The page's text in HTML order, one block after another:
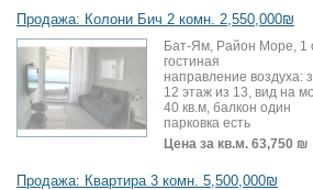
Продажа: Колони Бич 2 комн. 2,550,000₪
Бат-Ям, Район Море, 1
гостиная
направление воздуха:
12 этаж из 13, вид на
40 кв.м, балкон один
парковка есть
Цена за кв.м. 63,750 ₪
Продажа: Квартира 3 комн. 5,500,000₪